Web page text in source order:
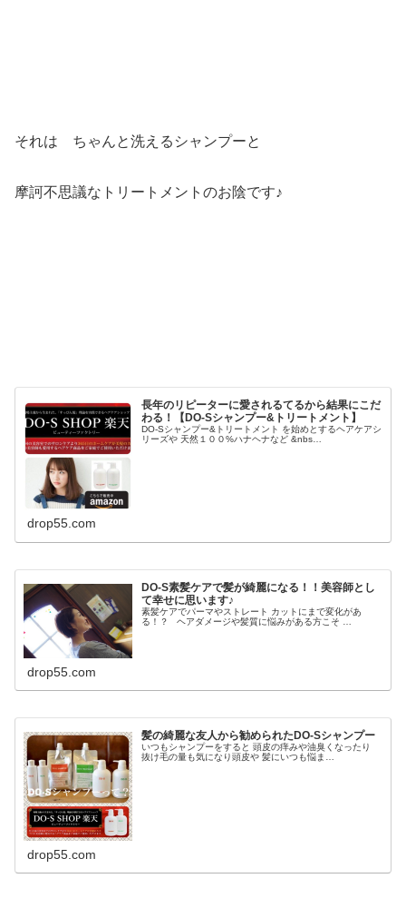
それは ちゃんと洗えるシャンプーと
摩訶不思議なトリートメントのお陰です♪
長年のリピーターに愛されるてるから結果にこだ
わる！【DO-Sシャンプー&トリートメント】
DO-Sシャンプー&トリートメント を始めとするヘアケアシ
リーズや 天然１００%ハナヘナなど &nbs…
drop55.com
DO-S素髪ケアで髪が綺麗になる！！美容師とし
て幸せに思います♪
素髪ケアでパーマやストレート カットにまで変化があ
る！？ ヘアダメージや髪質に悩みがある方こそ …
drop55.com
髪の綺麗な友人から勧められたDO-Sシャンプー
いつもシャンプーをすると 頭皮の痒みや油臭くなったり
抜け毛の量も気になり頭皮や 髪にいつも悩ま…
drop55.com